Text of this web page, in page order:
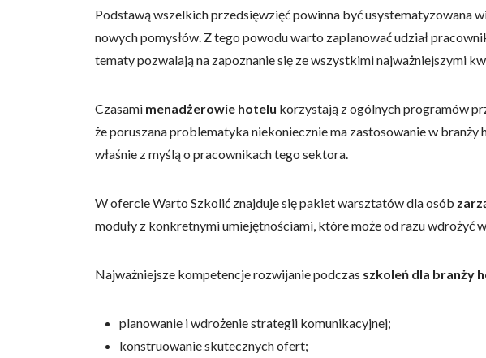
Podstawą wszelkich przedsięwzięć powinna być
nowych pomysłów. Z tego powodu warto zaplanować udział
tematy pozwalają na zapoznanie się ze wszystkimi najważniejszymi
Czasami menadżerowie hotelu korzystają z ogólnych programów
że poruszana problematyka niekoniecznie ma zastosowanie w
właśnie z myślą o pracownikach tego sektora.
W ofercie Warto Szkolić znajduje się pakiet warsztatów dla osób
moduły z konkretnymi umiejętnościami, które może od razu wdrożyć
Najważniejsze kompetencje rozwijanie podczas szkoleń dla branży
planowanie i wdrożenie strategii komunikacyjnej;
konstruowanie skutecznych ofert;
Niezbędne
Niezbędne pliki cookie mają kluczowe znaczenie
sposób bez nich. Te pliki cookie nie przechowują
Preferencje
Pliki cookie dotyczące preferencji umożliwiają
np. preferowany język lub region, w którym znajduje
Statystyka
Statystyczne pliki cookie pomagają właścicielem
Marketingowe pliki cookie stosowane są w celu
reklam, które są istotne i interesujące dla
reklamodawców strony trzeciej.